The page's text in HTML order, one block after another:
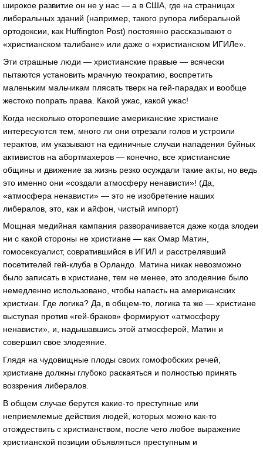
широкое развитие он не у нас — а в США, где на страницах
либеральных зданий (например, такого рупора либеральной
ортодоксии, как Huffington Post) постоянно рассказывают о
«христианском талибане» или даже о «христианском ИГИЛе».
Эти страшные люди — христианские правые — всячески
пытаются установить мрачную теократию, воспретить
маленьким мальчикам плясать тверк на гей-парадах и вообще
жестоко попрать права. Какой ужас, какой ужас!
Когда несколько оторопевшие американские христиане
интересуются тем, много ли они отрезали голов и устроили
терактов, им указывают на единичные случаи нападения буйных
активистов на абортмахеров — конечно, все христианские
общины и движение за жизнь резко осуждали такие акты, но ведь
это именно они «создали атмосферу ненависти»! (Да,
«атмосфера ненависти» — это не изобретение наших
либералов, это, как и айфон, чистый импорт)
Мощная медийная кампания разворачивается даже когда злодеи
ни с какой стороны не христиане — как Омар Матин,
гомосексуалист, совратившийся в ИГИЛ и расстрелявший
посетителей гей-клуба в Орландо. Матина никак невозможно
было записать в христиане, тем не менее, это злодеяние было
немедленно использовано, чтобы напасть на американских
христиан. Где логика? Да, в общем-то, логика та же — христиане
выступая против «гей-браков» формируют «атмосферу
ненависти», и, надышавшись этой атмосферой, Матин и
совершил свое злодеяние.
Глядя на чудовищные плоды своих гомофобских речей,
христиане должны глубоко раскаяться и полностью принять
воззрения либералов.
В общем случае берутся какие-то преступные или
неприемлемые действия людей, которых можно как-то
отождествить с христианством, после чего любое выражение
христианской позиции объявляться преступным и